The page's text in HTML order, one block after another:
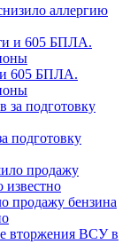
аллергию
и 605 БПЛА.
подготовку
продажу бензина